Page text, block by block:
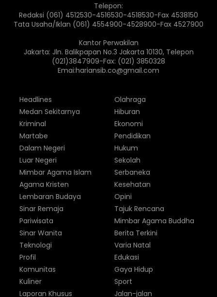
Telepon:
Redaksi (061) 4512530-4516530-4518530-Fax 4538150
Tata Usaha/Iklan (061) 4554900-4528900-Fax 4527900
Kantor Perwakilan
Jakarta: Jln. Balikpapan No.3 Jakarta 10130, Telepon
(021)3847909-Fax: (021) 3850328
Emai:hariansib.co@gmail.com
Headlines
Medan Sekitarnya
Kriminal
Martabe
Dalam Negeri
Luar Negeri
Olahraga
Hiburan
Ekonomi
Pendidikan
Hukum
Sekolah
Mimbar Agama Islam
Agama Kristen
Lembaran Budaya
Sinar Remaja
Pariwisata
Sinar Wanita
Serbaneka
Kesehatan
Opini
Tajuk Rencana
Mimbar Agama Buddha
Berita Terkini
Teknologi
Profil
Komunitas
Kuliner
Laporan Khusus
Varia Natal
Edukasi
Gaya Hidup
Sport
Jalan-jalan